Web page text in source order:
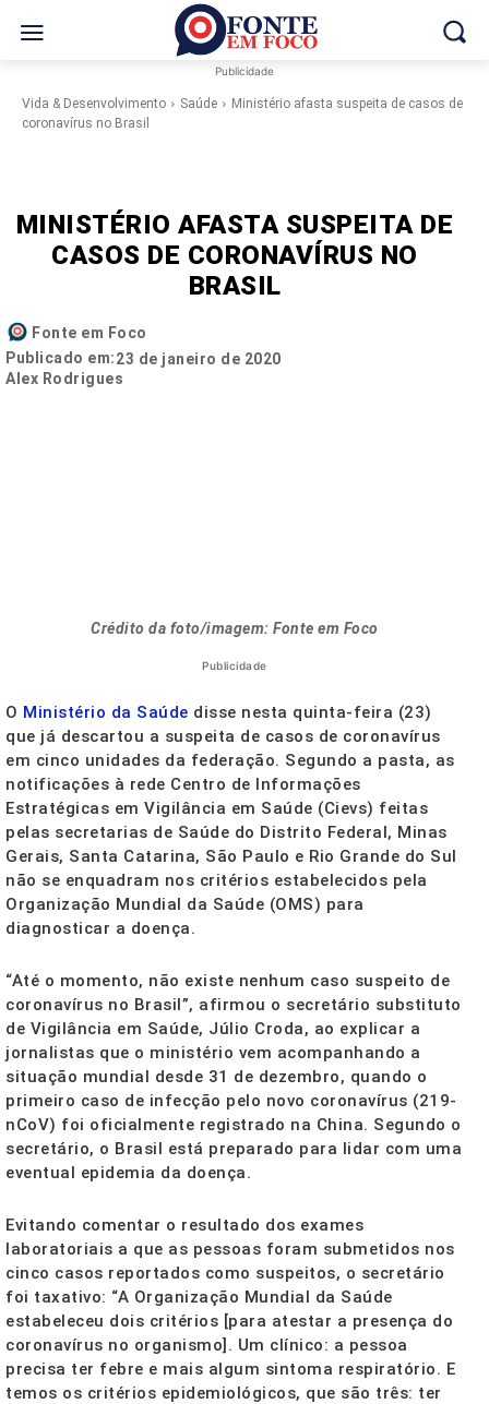
Publicidade
Vida & Desenvolvimento Saúde
Ministério afasta suspeita de casos de
coronavírus no Brasil
MINISTÉRIO AFASTA SUSPEITA DE
CASOS DE CORONAVÍRUS NO
BRASIL
Fonte em Foco
Publicado em:23 de janeiro de 2020
Alex Rodrigues
Crédito da foto/imagem: Fonte em Foco
Publicidade
O Ministério da Saúde disse nesta quinta-feira (23)
que já descartou a suspeita de casos de coronavírus
em cinco unidades da federação. Segundo a pasta, as
notificações à rede Centro de Informações
Estratégicas em Vigilância em Saúde (Cievs) feitas
pelas secretarias de Saúde do Distrito Federal, Minas
Gerais, Santa Catarina, São Paulo e Rio Grande do Sul
não se enquadram nos critérios estabelecidos pela
Organização Mundial da Saúde (OMS) para
diagnosticar a doença.
“Até o momento, não existe nenhum caso suspeito de
coronavírus no Brasil”, afirmou o secretário substituto
de Vigilância em Saúde, Júlio Croda, ao explicar a
jornalistas que o ministério vem acompanhando a
situação mundial desde 31 de dezembro, quando o
primeiro caso de infecção pelo novo coronavírus (219-
nCoV) foi oficialmente registrado na China. Segundo o
secretário, o Brasil está preparado para lidar com uma
eventual epidemia da doença.
Evitando comentar o resultado dos exames
laboratoriais a que as pessoas foram submetidos nos
cinco casos reportados como suspeitos, o secretário
foi taxativo: “A Organização Mundial da Saúde
estabeleceu dois critérios [para atestar a presença do
coronavírus no organismo]. Um clínico: a pessoa
precisa ter febre e mais algum sintoma respiratório. E
temos os critérios epidemiológicos, que são três: ter